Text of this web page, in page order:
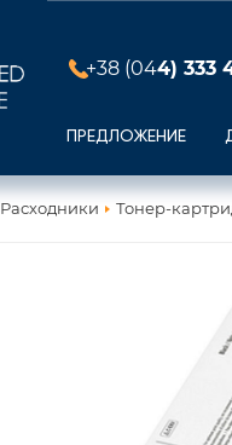
+38 (044) 333
ПРЕДЛОЖЕНИЕ
Расходники Тонер-